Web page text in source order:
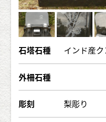
石塔石種 インド産
外柵石種
彫刻 梨彫り